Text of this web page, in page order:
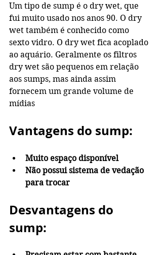
Um tipo de sump é o dry wet, que
fui muito usado nos anos 90. O dry
wet também é conhecido como
sexto vidro. O dry wet fica acoplado
ao aquário. Geralmente os filtros
dry wet são pequenos em relação
aos sumps, mas ainda assim
fornecem um grande volume de
mídias
Vantagens do sump:
Muito espaço disponível
Não possui sistema de vedação
para trocar
Desvantagens do
sump: